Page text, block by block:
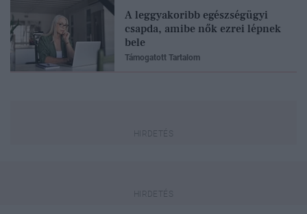
A leggyakoribb egészségügyi
csapda, amibe nők ezrei lépnek
bele
Támogatott Tartalom